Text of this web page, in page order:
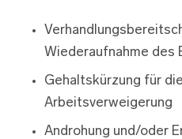
Wiederaufnahme des
Gehaltskürzung für
Arbeitsverweigerung
Androhung und/oder